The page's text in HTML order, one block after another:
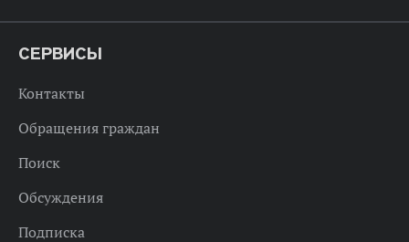
СЕРВИСЫ
Контакты
Обращения граждан
Поиск
Обсуждения
Подписка